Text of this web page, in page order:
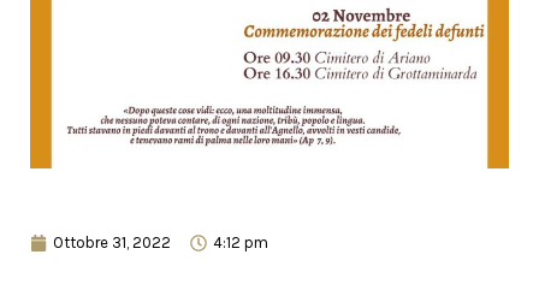
Ottobre 31, 2022 4:12 pm